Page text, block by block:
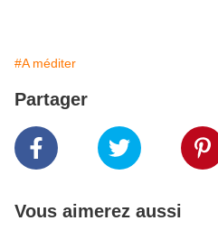
#A méditer
Partager
Vous aimerez aussi